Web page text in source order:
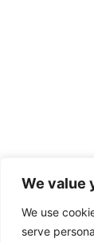
We value
We use
serve